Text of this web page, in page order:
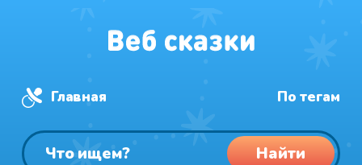
Главная По тегам
Найти